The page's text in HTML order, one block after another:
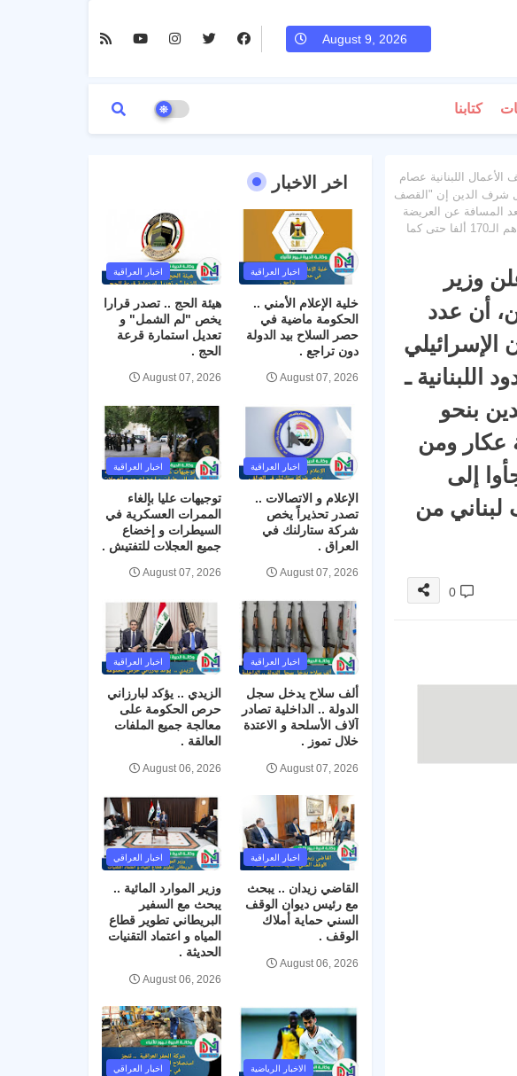
August 9, 2026
كتابنا
اللبنانية عصام
الذين عادوا من لبنان إلى سوريا جراء العدوان الإسرائيلي بلغ نحو 420 ألفا. وقال شرف الدين إن "القصف
المسافة عن العريضة
والعبودية في منطقة عكار ومن ثم إلى الداخل السوري". وأوضح أن "النازحين اللبنانيين الذين لجأوا إلى سوريا قارب عددهم الـ170 ألفا حتى كما
وزير
أن عدد
الإسرائيلي
اللبنانية ـ
بنحو
عكار ومن
إلى
الـ170 ألفا حتى كما سجل عبور نحو 50 ألف لبناني من
0
اخر الاخبار
اخبار العراقية
خلية الإعلام الأمني ..
الحكومة ماضية في
حصر السلاح بيد الدولة
دون تراجع .
August 07, 2026
اخبار العراقية
هيئة الحج .. تصدر قرارا
يخص "لم الشمل" و
تعديل استمارة قرعة
الحج .
August 07, 2026
اخبار العراقية
الإعلام و الاتصالات ..
تصدر تحذيراً يخص
شركة ستارلنك في
العراق .
August 07, 2026
اخبار العراقية
توجيهات عليا بإلغاء
الممرات العسكرية في
السيطرات و إخضاع
جميع العجلات للتفتيش .
August 07, 2026
اخبار العراقية
ألف سلاح يدخل سجل
الدولة .. الداخلية تصادر
آلاف الأسلحة و الاعتدة
خلال تموز .
August 07, 2026
اخبار العراقية
الزيدي .. يؤكد لبارزاني
حرص الحكومة على
معالجة جميع الملفات
العالقة .
August 06, 2026
اخبار العراقية
القاضي زيدان .. يبحث
مع رئيس ديوان الوقف
السني حماية أملاك
الوقف .
August 06, 2026
اخبار العراقي
وزير الموارد المائية ..
يبحث مع السفير
البريطاني تطوير قطاع
المياه و اعتماد التقنيات
الحديثة .
August 06, 2026
الاخبار الرياضية اخبار العراقي